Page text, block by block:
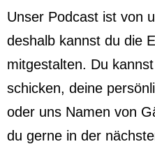
Unser Podcast ist von
deshalb kannst du die
mitgestalten. Du
schicken, deine
oder uns Namen von
du gerne in der